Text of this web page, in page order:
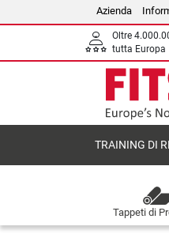
Azienda
Oltre
tutta Europa
TRAINING DI
Tappeti di